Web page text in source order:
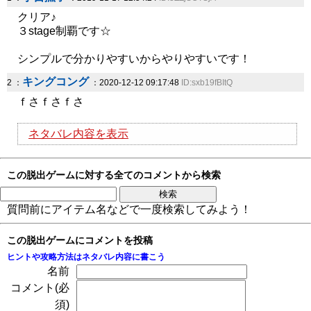
クリア♪
３stage制覇です☆
シンプルで分かりやすいからやりやすいです！
2 ： キングコング ：2020-12-12 09:17:48 ID:sxb19fBItQ
ｆさｆさｆさ
ネタバレ内容を表示
この脱出ゲームに対する全てのコメントから検索
質問前にアイテム名などで一度検索してみよう！
この脱出ゲームにコメントを投稿
ヒントや攻略方法はネタバレ内容に書こう
名前
コメント(必
須)